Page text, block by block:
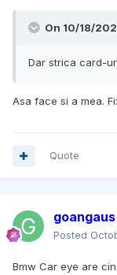
On 10/18/
Dar strica card-
Asa face si a mea.
Quote
goangaus
Posted
Bmw Car eye are